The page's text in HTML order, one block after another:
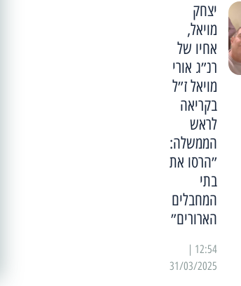
יצחק
מויאל,
אחיו של
רנ״ג אורי
מויאל ז״ל
בקריאה
לראש
הממשלה:
״הרסו את
בתי
המחבלים
הארורים״
31/03/2025